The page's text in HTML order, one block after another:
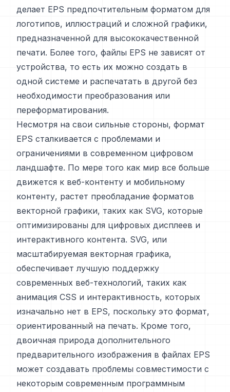
делает EPS предпочтительным форматом для
логотипов, иллюстраций и сложной графики,
предназначенной для высококачественной
печати. Более того, файлы EPS не зависят от
устройства, то есть их можно создать в
одной системе и распечатать в другой без
необходимости преобразования или
переформатирования.
Несмотря на свои сильные стороны, формат
EPS сталкивается с проблемами и
ограничениями в современном цифровом
ландшафте. По мере того как мир все больше
движется к веб-контенту и мобильному
контенту, растет преобладание форматов
векторной графики, таких как SVG, которые
оптимизированы для цифровых дисплеев и
интерактивного контента. SVG, или
масштабируемая векторная графика,
обеспечивает лучшую поддержку
современных веб-технологий, таких как
анимация CSS и интерактивность, которых
изначально нет в EPS, поскольку это формат,
ориентированный на печать. Кроме того,
двоичная природа дополнительного
предварительного изображения в файлах EPS
может создавать проблемы совместимости с
некоторым современным программным